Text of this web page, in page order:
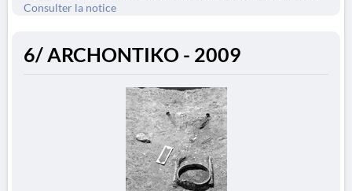
Consulter la notice
6/ ARCHONTIKO - 2009